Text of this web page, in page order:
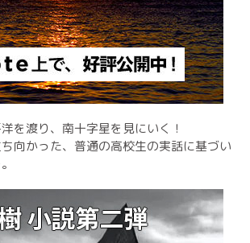
を渡り、南十字星を見にいく！
向かった、普通の高校生の実話に基づい